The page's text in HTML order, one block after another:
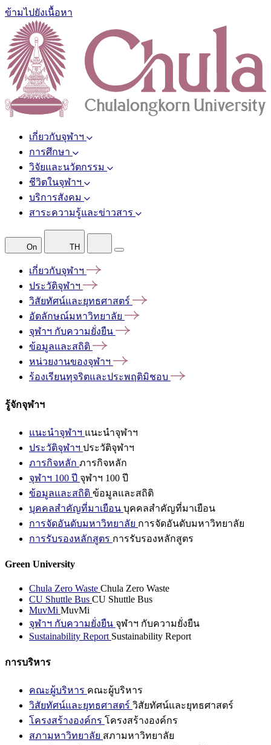
ข้ามไปยังเนื้อหา
เกี่ยวกับจุฬาฯ
การศึกษา
วิจัยและนวัตกรรม
ชีวิตในจุฬาฯ
บริการสังคม
สาระความรู้และข่าวสาร
On TH
เกี่ยวกับจุฬาฯ
ประวัติจุฬาฯ
วิสัยทัศน์และยุทธศาสตร์
อัตลักษณ์มหาวิทยาลัย
จุฬาฯ กับความยั่งยืน
ข้อมูลและสถิติ
หน่วยงานของจุฬาฯ
ร้องเรียนทุจริตและประพฤติมิชอบ
รู้จักจุฬาฯ
แนะนำจุฬาฯ แนะนำจุฬาฯ
ประวัติจุฬาฯ ประวัติจุฬาฯ
ภารกิจหลัก ภารกิจหลัก
จุฬาฯ 100 ปี จุฬาฯ 100 ปี
ข้อมูลและสถิติ ข้อมูลและสถิติ
บุคคลสำคัญที่มาเยือน บุคคลสำคัญที่มาเยือน
การจัดอันดับมหาวิทยาลัย การจัดอันดับมหาวิทยาลัย
การรับรองหลักสูตร การรับรองหลักสูตร
Green University
Chula Zero Waste Chula Zero Waste
CU Shuttle Bus CU Shuttle Bus
MuvMi MuvMi
จุฬาฯ กับความยั่งยืน จุฬาฯ กับความยั่งยืน
Sustainability Report Sustainability Report
การบริหาร
คณะผู้บริหาร คณะผู้บริหาร
วิสัยทัศน์และยุทธศาสตร์ วิสัยทัศน์และยุทธศาสตร์
โครงสร้างองค์กร โครงสร้างองค์กร
สภามหาวิทยาลัย สภามหาวิทยาลัย